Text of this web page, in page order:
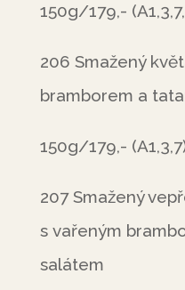
150g/179,-
206 Smažený
bramborem a
150g/179,-
207 Smažený
s vařeným
salátem